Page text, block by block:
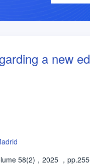
a new
58(2)，2025 ，